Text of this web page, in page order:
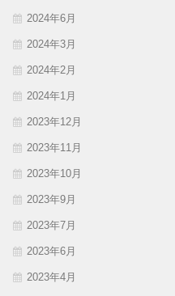
2024年6月
2024年3月
2024年2月
2024年1月
2023年12月
2023年11月
2023年10月
2023年9月
2023年7月
2023年6月
2023年4月